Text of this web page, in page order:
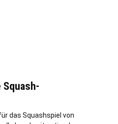
das Squashspiel von